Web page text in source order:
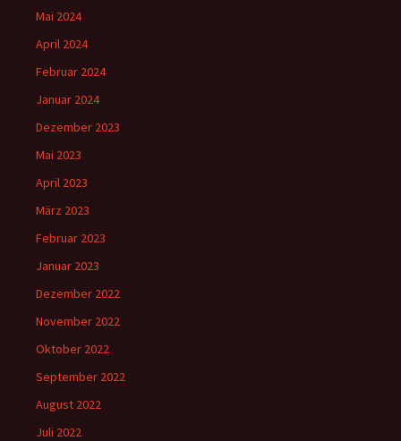
Mai 2024
April 2024
Februar 2024
Januar 2024
Dezember 2023
Mai 2023
April 2023
März 2023
Februar 2023
Januar 2023
Dezember 2022
November 2022
Oktober 2022
September 2022
August 2022
Juli 2022